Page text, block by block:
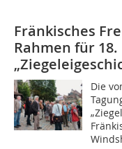
Fränkisches
Rahmen für
Die